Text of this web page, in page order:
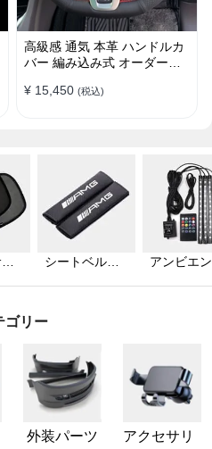
高級感 通気 本革 ハンドルカ
バー 編み込み式 オーダーメ
プ
¥ 15,450 (税込)
シートベルト
アンビエ
ゴリー
外装パーツ
アクセサリ